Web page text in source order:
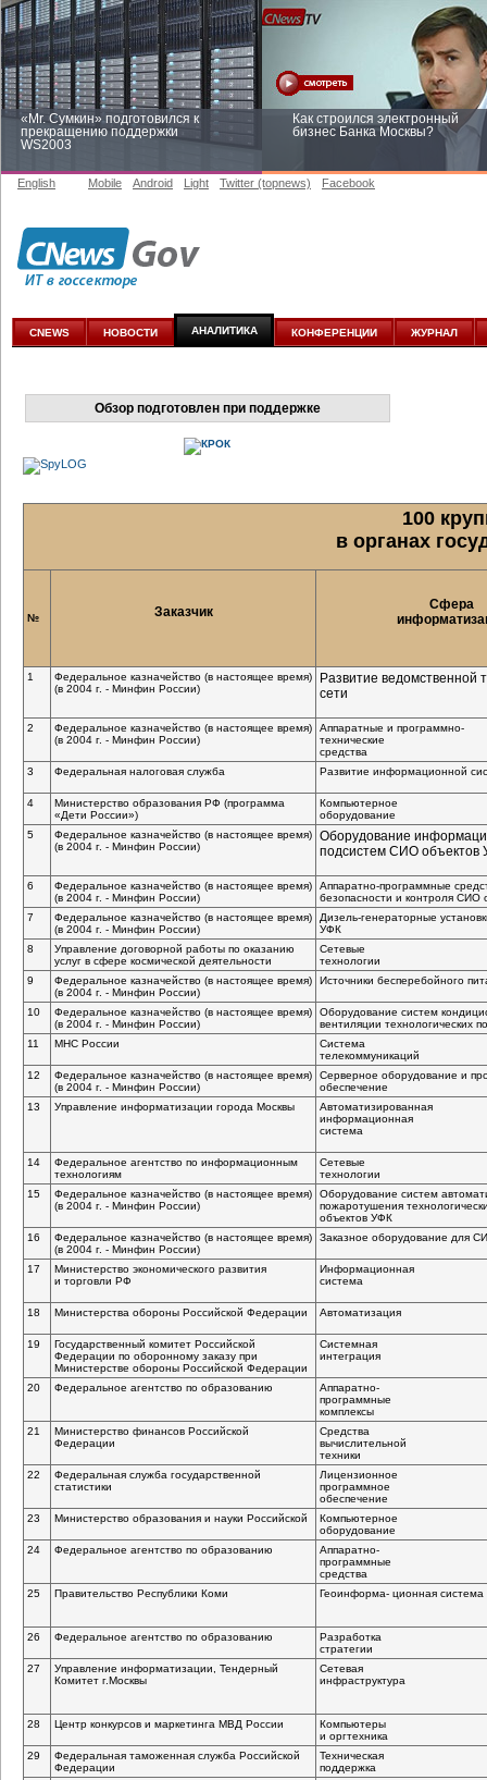
«Mr. Сумкин» подготовился к
прекращению поддержки
WS2003
Как строился электронный
бизнес Банка Москвы?
Заоблачная оптимизация: как
аналитике
English Mobile Android Light Twitter (topnews) Facebook
CNEWS НОВОСТИ АНАЛИТИКА КОНФЕРЕНЦИИ ЖУРНАЛ
Обзор подготовлен при поддержке
100
в органах
№ Заказчик
Сфера
1
Федеральное казначейство (в настоящее время)
(в 2004 г. - Минфин России)
Развитие ведомственной
сети
2
Федеральное казначейство (в настоящее время)
(в 2004 г. - Минфин России)
Аппаратные и программно-
технические
средства
3
Федеральная налоговая служба Развитие информационной
4
Министерство образования РФ (программа
«Дети России»)
Компьютерное
оборудование
5
Федеральное казначейство (в настоящее время)
(в 2004 г. - Минфин России)
Оборудование
подсистем СИО объектов
6
Федеральное казначейство (в настоящее время)
(в 2004 г. - Минфин России)
Аппаратно-программные
безопасности и контроля СИО
7
Федеральное казначейство (в настоящее время)
(в 2004 г. - Минфин России)
Дизель-генераторные
УФК
8
Управление договорной работы по оказанию
услуг в сфере космической деятельности
Сетевые
технологии
9
Федеральное казначейство (в настоящее время)
(в 2004 г. - Минфин России)
Источники бесперебойного
10
Федеральное казначейство (в настоящее время)
(в 2004 г. - Минфин России)
Оборудование систем
вентиляции технологических
11
МНС России
Система
телекоммуникаций
12
Федеральное казначейство (в настоящее время)
(в 2004 г. - Минфин России)
Серверное оборудование и
обеспечение
13
Управление информатизации города Москвы
Автоматизированная
информационная
система
14
Федеральное агентство по информационным
технологиям
Сетевые
технологии
15
Федеральное казначейство (в настоящее время)
(в 2004 г. - Минфин России)
Оборудование систем
пожаротушения
объектов УФК
16
Федеральное казначейство (в настоящее время)
(в 2004 г. - Минфин России)
Заказное оборудование для
17
Министерство экономического развития
и торговли РФ
Информационная
система
18 Министерства обороны Российской Федерации Автоматизация
19
Государственный комитет Российской
Федерации по оборонному заказу при
Министерстве обороны Российской Федерации
Системная
интеграция
20 Федеральное агентство по образованию
Аппаратно-
программные
комплексы
21
Министерство финансов Российской
Федерации
Средства
вычислительной
техники
22
Федеральная служба государственной
статистики
Лицензионное
программное
обеспечение
23
Министерство образования и науки Российской
Компьютерное
оборудование
24
Федеральное агентство по образованию
Аппаратно-
программные
средства
25
Правительство Республики Коми Геоинформа- ционная система
26 Федеральное агентство по образованию
Разработка
стратегии
27
Управление информатизации, Тендерный
Комитет г.Москвы
Cетевая
инфраструктура
28 Центр конкурсов и маркетинга МВД России
Компьютеры
и оргтехника
29
Федеральная таможенная служба Российской
Федерации
Техническая
поддержка